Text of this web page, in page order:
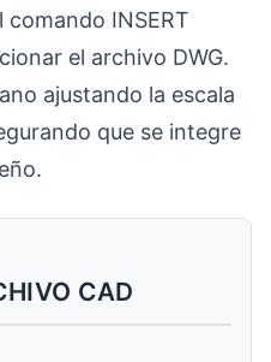
comando INSERT
el archivo DWG.
ajustando la escala
que se integre
CAD